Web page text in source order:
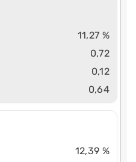
11,27 %
0,72
0,12
0,64
12,39 %